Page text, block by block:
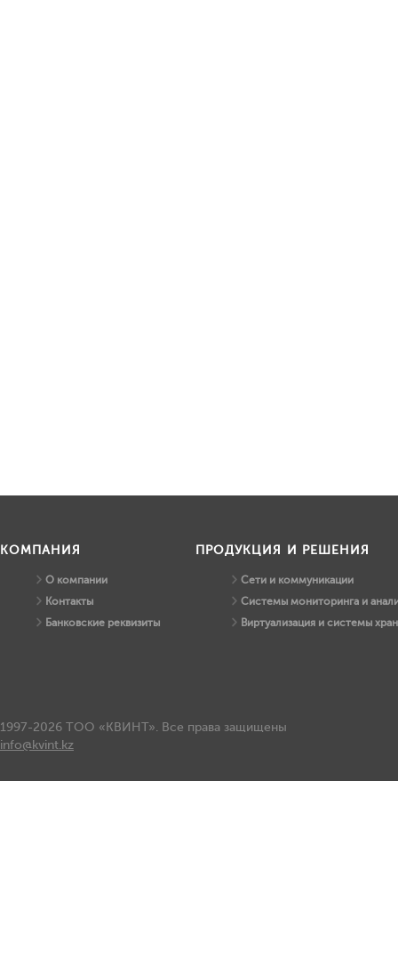
КОМПАНИЯ
О компании
Контакты
Банковские реквизиты
ПРОДУКЦИЯ И РЕШЕНИЯ
Сети и коммуникации
Системы мониторинга и
Виртуализация и системы
1997-2026 ТОО «КВИНТ». Все права защищены
info@kvint.kz